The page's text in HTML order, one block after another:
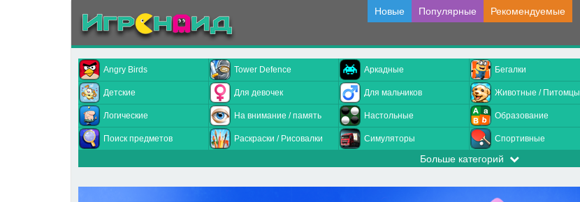
Новые Популярные Рекомендуемые
Angry Birds Tower Defence Аркадные Бегалки
Детские Для девочек Для мальчиков Животные / Питомцы
Логические На внимание / память Настольные Образование
Поиск предметов Раскраски / Рисовалки Симуляторы Спортивные
Больше категорий